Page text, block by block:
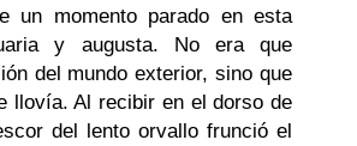
un momento parado en esta
y augusta. No era que
del mundo exterior, sino que
llovía. Al recibir en el dorso de
del lento orvallo frunció el